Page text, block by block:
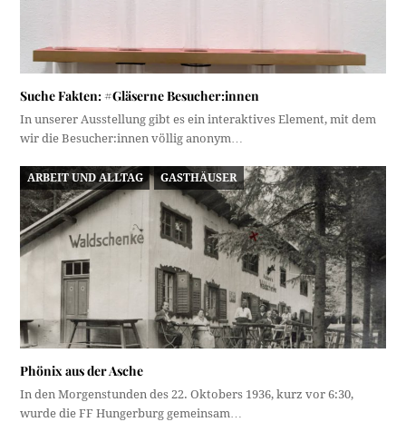
Suche Fakten: #Gläserne Besucher:innen
In unserer Ausstellung gibt es ein interaktives Element, mit dem
wir die Besucher:innen völlig anonym…
ARBEIT UND ALLTAG GASTHÄUSER
Phönix aus der Asche
In den Morgenstunden des 22. Oktobers 1936, kurz vor 6:30,
wurde die FF Hungerburg gemeinsam…